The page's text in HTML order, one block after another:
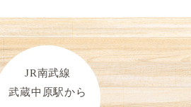
JR南武線
武蔵中原駅から